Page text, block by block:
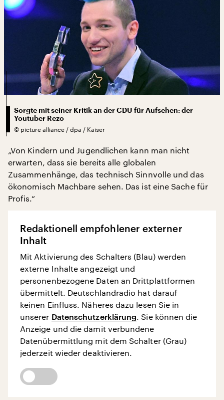
Sorgte mit seiner Kritik an der CDU für Aufsehen: der
Youtuber Rezo
© picture alliance / dpa / Kaiser
„Von Kindern und Jugendlichen kann man nicht
erwarten, dass sie bereits alle globalen
Zusammenhänge, das technisch Sinnvolle und das
ökonomisch Machbare sehen. Das ist eine Sache für
Profis.“
Redaktionell empfohlener externer
Inhalt
Mit Aktivierung des Schalters (Blau) werden
externe Inhalte angezeigt und
personenbezogene Daten an Drittplattformen
übermittelt. Deutschlandradio hat darauf
keinen Einfluss. Näheres dazu lesen Sie in
unserer Datenschutzerklärung. Sie können die
Anzeige und die damit verbundene
Datenübermittlung mit dem Schalter (Grau)
jederzeit wieder deaktivieren.